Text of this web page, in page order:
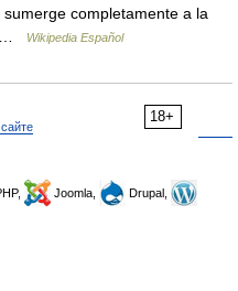
completamente a la
…
Wikipedia Español
18+
Joomla,
Drupal,